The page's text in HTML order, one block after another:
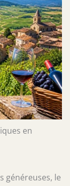
en
généreuses, le